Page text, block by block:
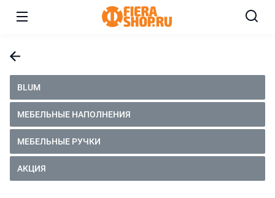
BLUM
МЕБЕЛЬНЫЕ НАПОЛНЕНИЯ
МЕБЕЛЬНЫЕ РУЧКИ
АКЦИЯ